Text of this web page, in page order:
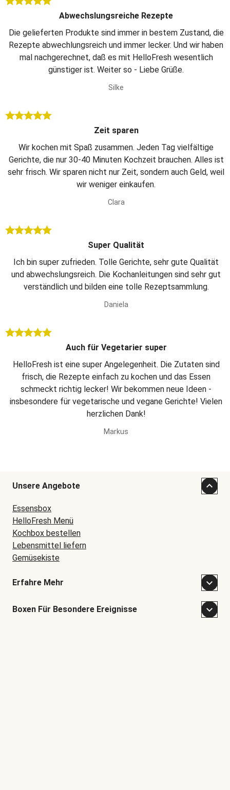
Abwechslungsreiche Rezepte
Die gelieferten Produkte sind immer in bestem Zustand, die
Rezepte abwechlungsreich und immer lecker. Und wir haben
mal nachgerechnet, daß es mit HelloFresh wesentlich
günstiger ist. Weiter so - Liebe Grüße.
Silke
Zeit sparen
Wir kochen mit Spaß zusammen. Jeden Tag vielfältige
Gerichte, die nur 30-40 Minuten Kochzeit brauchen. Alles ist
sehr frisch. Wir sparen nicht nur Zeit, sondern auch Geld, weil
wir weniger einkaufen.
Clara
Super Qualität
Ich bin super zufrieden. Tolle Gerichte, sehr gute Qualität
und abwechslungsreich. Die Kochanleitungen sind sehr gut
verständlich und bilden eine tolle Rezeptsammlung.
Daniela
Auch für Vegetarier super
HelloFresh ist eine super Angelegenheit. Die Zutaten sind
frisch, die Rezepte einfach zu kochen und das Essen
schmeckt richtig lecker! Wir bekommen neue Ideen -
insbesondere für vegetarische und vegane Gerichte! Vielen
herzlichen Dank!
Markus
Unsere Angebote
Essensbox
HelloFresh Menü
Kochbox bestellen
Lebensmittel liefern
Gemüsekiste
Erfahre Mehr
Boxen Für Besondere Ereignisse